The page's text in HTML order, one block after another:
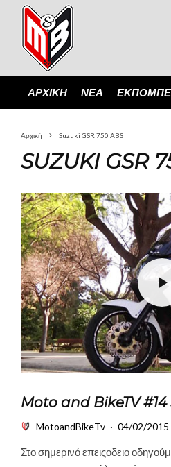
ΑΡΧΙΚΗ ΝΕΑ
Αρχική Suzuki GSR 750 ABS
SUZUKI GSR
Moto and BikeTV #14
MotoandBikeTv · 04/02/2015
Στο σημερινό επειςοδειο